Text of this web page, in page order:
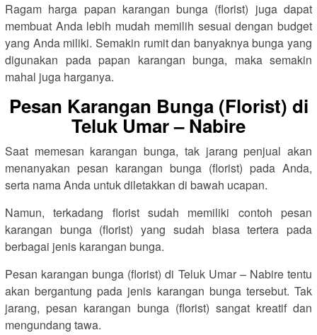
Ragam harga papan karangan bunga (florist) juga dapat
membuat Anda lebih mudah memilih sesuai dengan budget
yang Anda miliki. Semakin rumit dan banyaknya bunga yang
digunakan pada papan karangan bunga, maka semakin
mahal juga harganya.
Pesan Karangan Bunga (Florist) di
Teluk Umar – Nabire
Saat memesan karangan bunga, tak jarang penjual akan
menanyakan pesan karangan bunga (florist) pada Anda,
serta nama Anda untuk diletakkan di bawah ucapan.
Namun, terkadang florist sudah memiliki contoh pesan
karangan bunga (florist) yang sudah biasa tertera pada
berbagai jenis karangan bunga.
Pesan karangan bunga (florist) di Teluk Umar – Nabire tentu
akan bergantung pada jenis karangan bunga tersebut. Tak
jarang, pesan karangan bunga (florist) sangat kreatif dan
mengundang tawa.